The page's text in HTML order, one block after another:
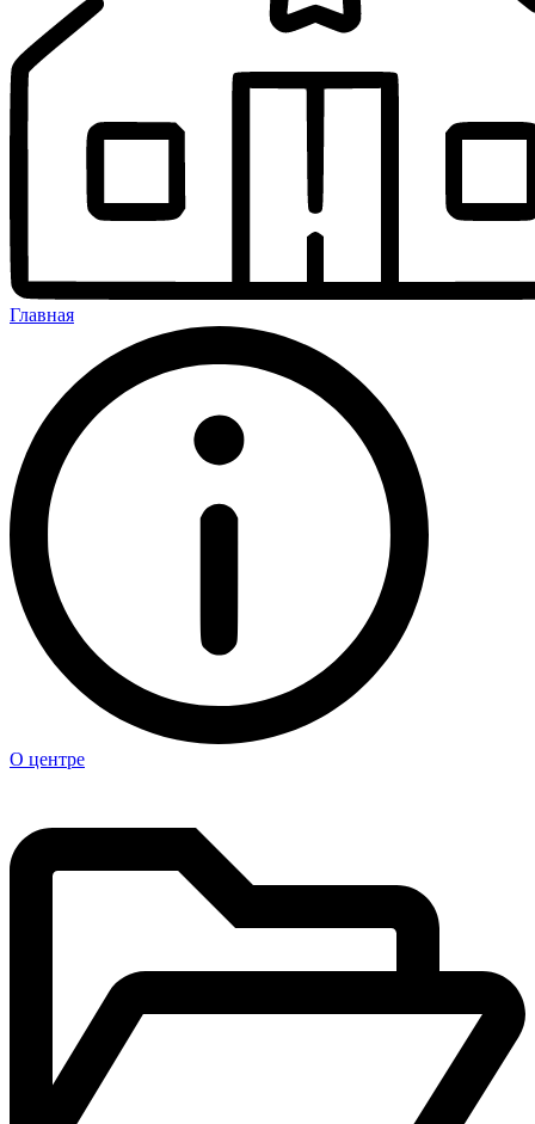
Главная
О центре